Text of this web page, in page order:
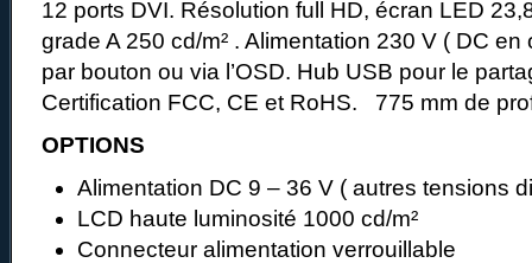
12 ports DVI. Résolution full HD, écran LED
grade A 250 cd/m² . Alimentation 230 V ( DC en
par bouton ou via l’OSD. Hub USB pour le
Certification FCC, CE et RoHS. 775 mm de
OPTIONS
Alimentation DC 9 – 36 V ( autres tensions
LCD haute luminosité 1000 cd/m²
Connecteur alimentation verrouillable